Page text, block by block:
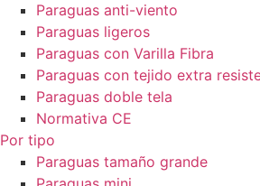
Paraguas anti-viento
Paraguas ligeros
Paraguas con Varilla Fibra
Paraguas con tejido extra
Paraguas doble tela
Normativa CE
Por tipo
Paraguas tamaño grande